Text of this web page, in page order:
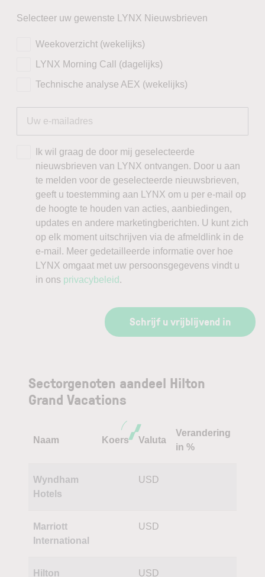
Selecteer uw gewenste LYNX Nieuwsbrieven
Weekoverzicht (wekelijks)
LYNX Morning Call (dagelijks)
Technische analyse AEX (wekelijks)
Ik wil graag de door mij geselecteerde
nieuwsbrieven van LYNX ontvangen. Door u aan
te melden voor de geselecteerde nieuwsbrieven,
geeft u toestemming aan LYNX om u per e-mail op
de hoogte te houden van acties, aanbiedingen,
updates en andere marketingberichten. U kunt zich
op elk moment uitschrijven via de afmeldlink in de
e-mail. Meer gedetailleerde informatie over hoe
LYNX omgaat met uw persoonsgegevens vindt u
in ons privacybeleid .
Schrijf u vrijblijvend in
Sectorgenoten aandeel Hilton
Grand Vacations
Naam Koers Valuta
Verandering
in %
Wyndham
Hotels
USD
Marriott
International
USD
Hilton USD